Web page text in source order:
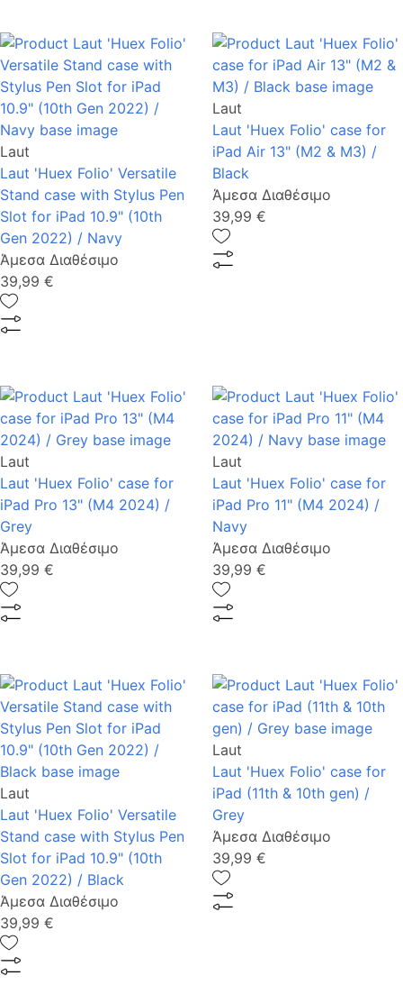
Laut
Laut 'Huex Folio' Versatile
Stand case with Stylus Pen
Slot for iPad 10.9" (10th
Gen 2022) / Navy
Άμεσα Διαθέσιμο
39,99 €
Laut
Laut 'Huex Folio' case for
iPad Air 13" (M2 & M3) /
Black
Άμεσα Διαθέσιμο
39,99 €
Laut
Laut 'Huex Folio' case for
iPad Pro 13" (M4 2024) /
Grey
Άμεσα Διαθέσιμο
39,99 €
Laut
Laut 'Huex Folio' case for
iPad Pro 11" (M4 2024) /
Navy
Άμεσα Διαθέσιμο
39,99 €
Laut
Laut 'Huex Folio' Versatile
Stand case with Stylus Pen
Slot for iPad 10.9" (10th
Gen 2022) / Black
Άμεσα Διαθέσιμο
39,99 €
Laut
Laut 'Huex Folio' case for
iPad (11th & 10th gen) /
Grey
Άμεσα Διαθέσιμο
39,99 €